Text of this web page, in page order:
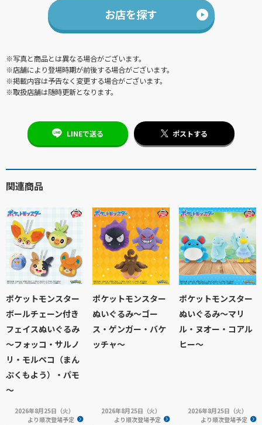
お店を探す
※写真と商品とは異なる場合がございます。
※店舗により登場時期が前後する場合がございます。
※掲載内容は予告なく変更する場合がございます。
※取扱店舗は随時更新となります。
LINEで送る ポストする
関連商品
ポケットモンスター
ボールチェーン付き
フェイスぬいぐるみ
～フォッコ・サルノ
リ・モルペコ（まん
ぷくもよう）・パモ
～
2026年8月25日（火）
より順次登場予定
ポケットモンスター
ぬいぐるみ～ゴー
ス・ゲンガー・バケ
ッチャ～
2026年8月25日（火）
より順次登場予定
ポケットモンスター
ぬいぐるみ～マリ
ル・ヌオー・コアル
ヒー～
2026年8月25日（火）
より順次登場予定